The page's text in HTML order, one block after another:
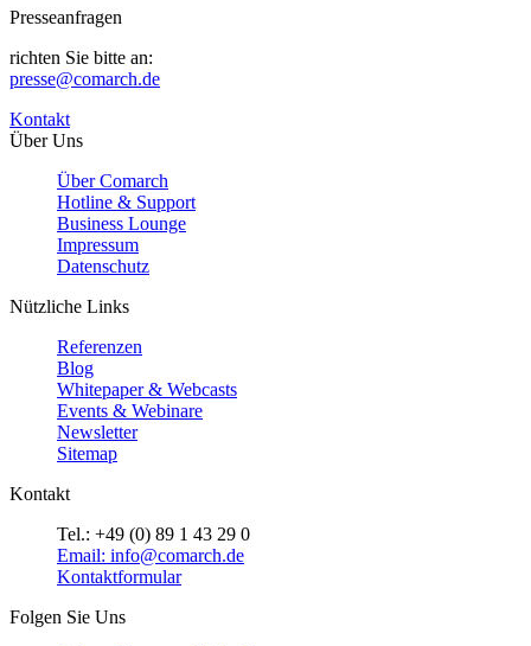
Presseanfragen
richten Sie bitte an:
presse@comarch.de
Kontakt
Über Uns
Über Comarch
Hotline & Support
Business Lounge
Impressum
Datenschutz
Nützliche Links
Referenzen
Blog
Whitepaper & Webcasts
Events & Webinare
Newsletter
Sitemap
Kontakt
Tel.: +49 (0) 89 1 43 29 0
Email: info@comarch.de
Kontaktformular
Folgen Sie Uns